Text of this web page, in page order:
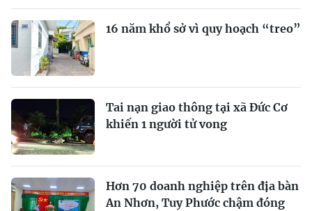
16 năm khổ sở vì quy hoạch “treo”
Tai nạn giao thông tại xã Đức Cơ
khiến 1 người tử vong
Hơn 70 doanh nghiệp trên địa bàn
An Nhơn, Tuy Phước chậm đóng